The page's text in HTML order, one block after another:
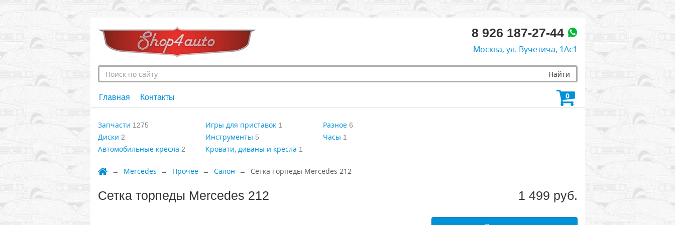
8 926 187-27-44
Москва, ул. Вучетича, 1Ас1
Найти
Главная Контакты 0
Запчасти 1275
Диски 2
Автомобильные кресла 2
Игры для приставок1
Инструменты 5
Кровати, диваны и кресла 1
Разное6
Часы 1
Mercedes Прочее Салон Сетка торпеды Mercedes 212
Сетка торпеды Mercedes 212 1 499 руб.